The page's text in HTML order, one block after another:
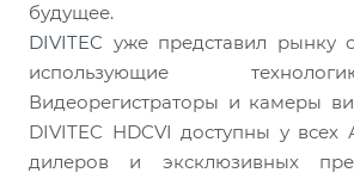
будущее.
DIVITEC уже представил рынку
использующие
Видеорегистраторы и камеры
DIVITEC HDCVI доступны у всех
дилеров и эксклюзивных